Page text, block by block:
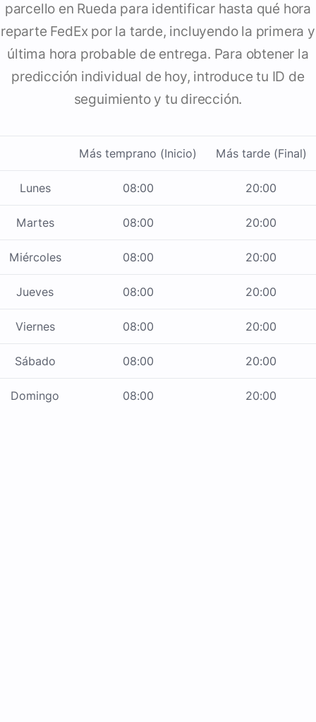
parcello en Rueda para identificar hasta qué hora
reparte FedEx por la tarde, incluyendo la primera y
última hora probable de entrega. Para obtener la
predicción individual de hoy, introduce tu ID de
seguimiento y tu dirección.
Más temprano (Inicio) Más tarde (Final)
Lunes 08:00 20:00
Martes 08:00 20:00
Miércoles 08:00 20:00
Jueves 08:00 20:00
Viernes 08:00 20:00
Sábado 08:00 20:00
Domingo 08:00 20:00